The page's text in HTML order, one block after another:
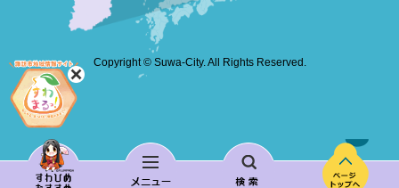
Copyright © Suwa-City. All Rights Reserved.